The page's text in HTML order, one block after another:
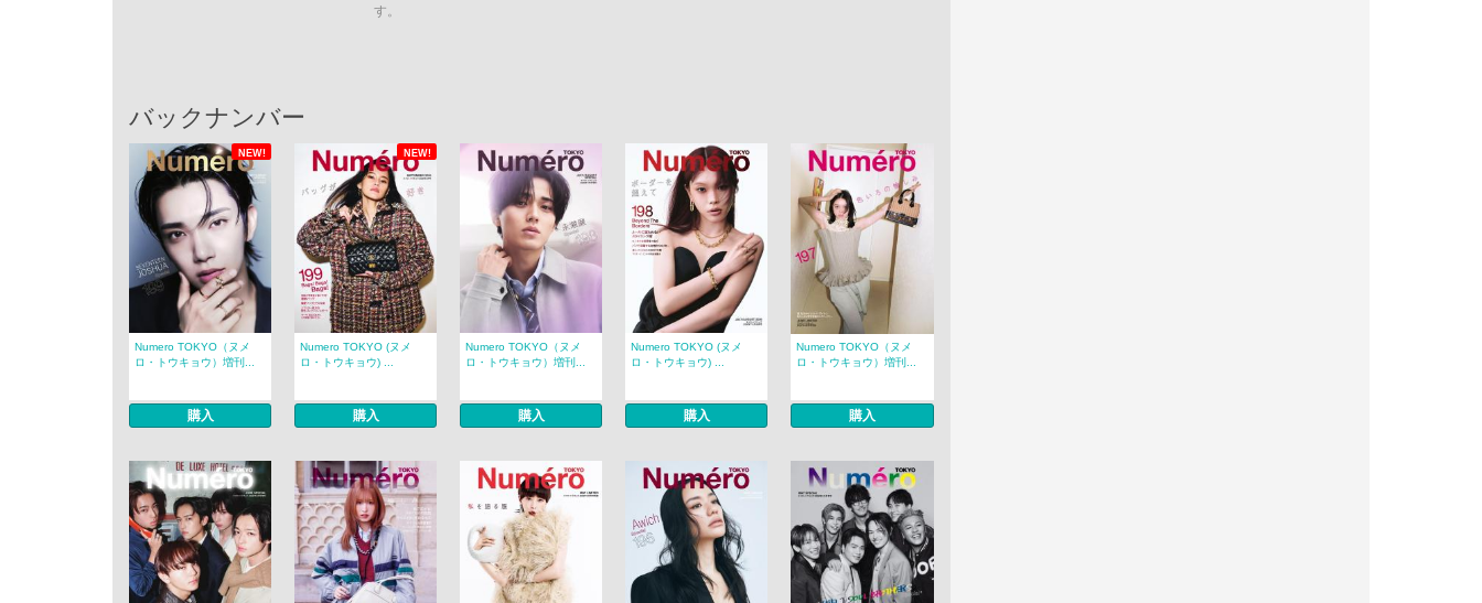
す。
バックナンバー
NEW! NEW!
Numero TOKYO（ヌメ
ロ・トウキョウ）増刊...
購入
Numero TOKYO (ヌメ
ロ・トウキョウ) ...
購入
Numero TOKYO（ヌメ
ロ・トウキョウ）増刊...
購入
Numero TOKYO (ヌメ
ロ・トウキョウ) ...
購入
Numero TOKYO（ヌメ
ロ・トウキョウ）増刊...
購入